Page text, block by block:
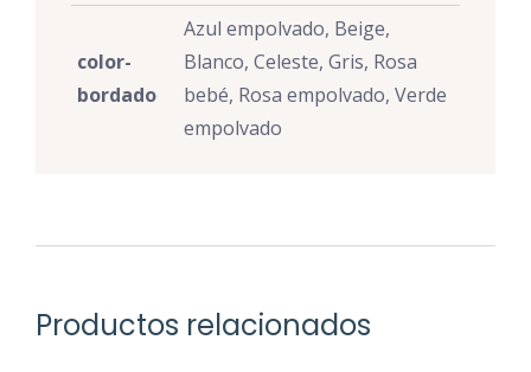
color-
bordado
Azul empolvado, Beige,
Blanco, Celeste, Gris, Rosa
bebé, Rosa empolvado, Verde
empolvado
Productos relacionados